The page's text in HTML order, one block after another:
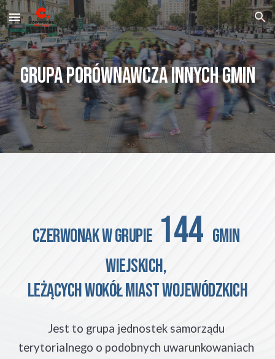
Skip to main content Skip to navigation
GRUPA PORÓWNAWCZA INNYCH GMIN
CZERWONAK W GRUPIE 144 GMIN
WIEJSKICH,
leżących WOKÓŁ MIAST WOJEWÓDZKICH
Jest to grupa jednostek samorządu
terytorialnego o podobnych uwarunkowaniach